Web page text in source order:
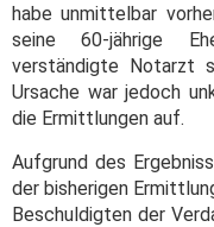
habe unmittelbar
seine 60-jährige
verständigte Notarzt
Ursache war jedoch
die Ermittlungen auf.
Aufgrund des
der bisherigen
Beschuldigten der